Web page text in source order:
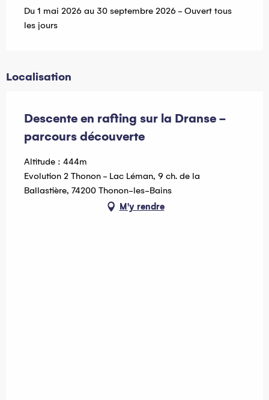
Du 1 mai 2026 au 30 septembre 2026 - Ouvert tous
les jours
Localisation
Descente en rafting sur la Dranse -
parcours découverte
Altitude : 444m
Evolution 2 Thonon - Lac Léman, 9 ch. de la
Ballastière, 74200 Thonon-les-Bains
M'y rendre